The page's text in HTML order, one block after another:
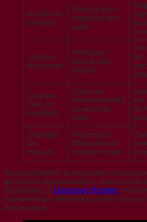
Achats de
produits
Poids le plus
important des
coûts
Gestion
des pertes
Réduction
directe des
marges
Charges
fixes et
variables
Coûts de
fonctionnement
du point de
vente
du
Stratégie
de
marque
Influence la
fidélisation et
le ticket moyen
et
Pour approfondir la préparation d’un
agricole et agroalimentaire, une
disponible sur Domaines Rimbert,
entrepreneurs intéressés par les circuits
des produits.